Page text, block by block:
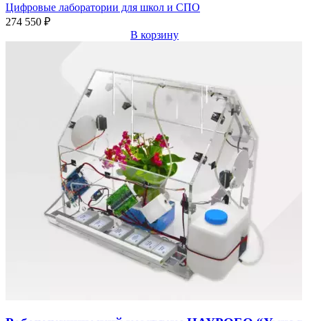
Цифровые лаборатории для школ и СПО
274 550 ₽
В корзину